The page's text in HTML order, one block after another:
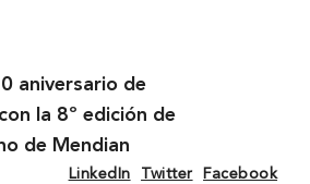
aniversario de
la 8º edición de
de Mendian
LinkedIn Twitter Facebook